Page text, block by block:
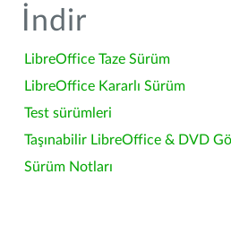
İndir
LibreOffice Taze Sürüm
LibreOffice Kararlı Sürüm
Test sürümleri
Taşınabilir LibreOffice & DVD
Sürüm Notları